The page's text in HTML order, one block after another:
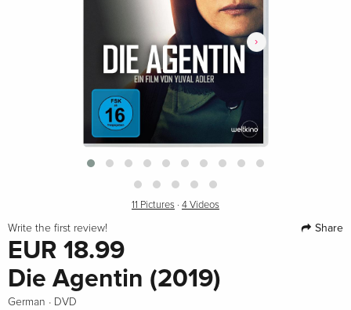
›
11 Pictures · 4 Videos
Write the first review! Share
EUR 18.99
Die Agentin (2019)
German · DVD